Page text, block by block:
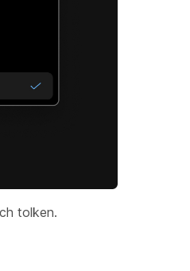
tolken.